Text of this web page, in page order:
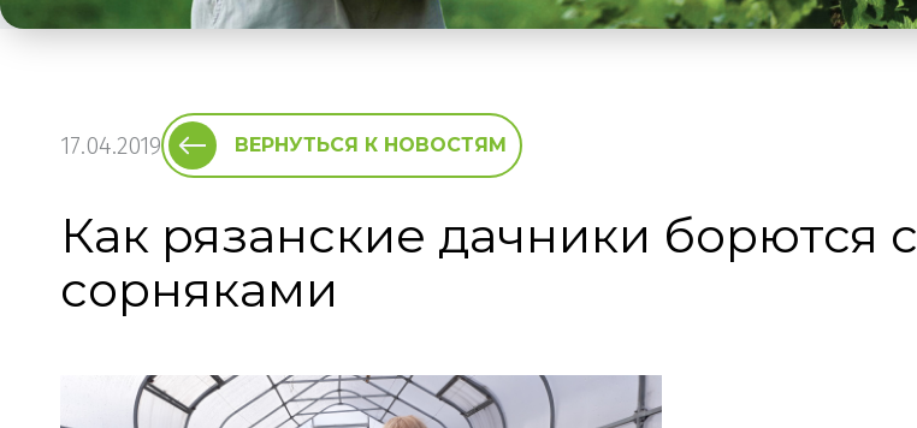
17.04.2019 ВЕРНУТЬСЯ К НОВОСТЯМ
Как рязанские дачники борются с
сорняками